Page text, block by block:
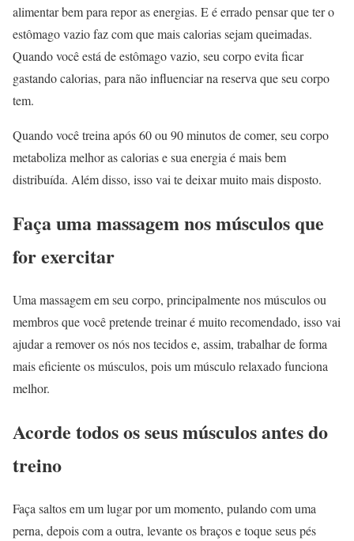
alimentar bem para repor as energias. E é errado pensar que ter o
estômago vazio faz com que mais calorias sejam queimadas.
Quando você está de estômago vazio, seu corpo evita ficar
gastando calorias, para não influenciar na reserva que seu corpo
tem.
Quando você treina após 60 ou 90 minutos de comer, seu corpo
metaboliza melhor as calorias e sua energia é mais bem
distribuída. Além disso, isso vai te deixar muito mais disposto.
Faça uma massagem nos músculos que
for exercitar
Uma massagem em seu corpo, principalmente nos músculos ou
membros que você pretende treinar é muito recomendado, isso vai
ajudar a remover os nós nos tecidos e, assim, trabalhar de forma
mais eficiente os músculos, pois um músculo relaxado funciona
melhor.
Acorde todos os seus músculos antes do
treino
Faça saltos em um lugar por um momento, pulando com uma
perna, depois com a outra, levante os braços e toque seus pés